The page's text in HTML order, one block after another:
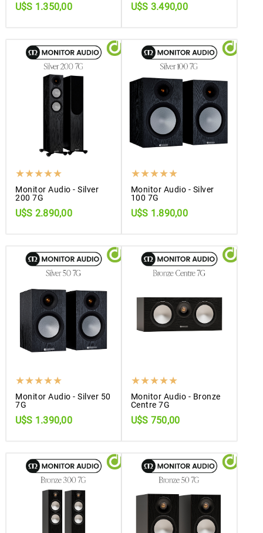
U$S 1.350,00 U$S 3.490,00
Monitor Audio - Silver
200 7G
U$S 2.890,00
Monitor Audio - Silver
100 7G
U$S 1.890,00
Monitor Audio - Silver 50
7G
U$S 1.390,00
Monitor Audio - Bronze
Centre 7G
U$S 750,00